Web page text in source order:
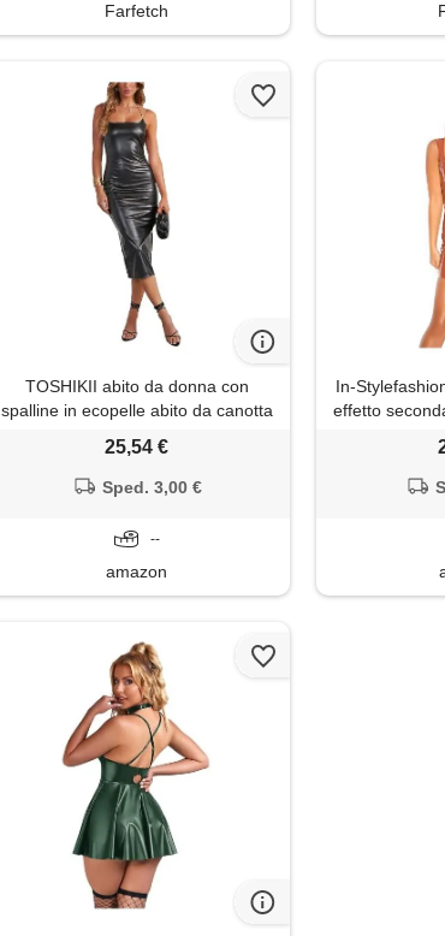
Farfetch
TOSHIKII abito da donna con
spalline in ecopelle abito da canotta
club party abito aderente a tubino
abito lungo diviso con arricciature in
pelle pu
25,54 €
Sped. 3,00 €
--
amazon
In-
effetto